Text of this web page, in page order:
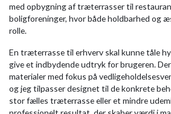
med opbygning af træterrasser til
boligforeninger, hvor både holdbarhed og
rolle.
En træterrasse til erhverv skal kunne tåle
give et indbydende udtryk for brugeren.
materialer med fokus på
og jeg tilpasser designet til de konkrete
stor fælles træterrasse eller et mindre